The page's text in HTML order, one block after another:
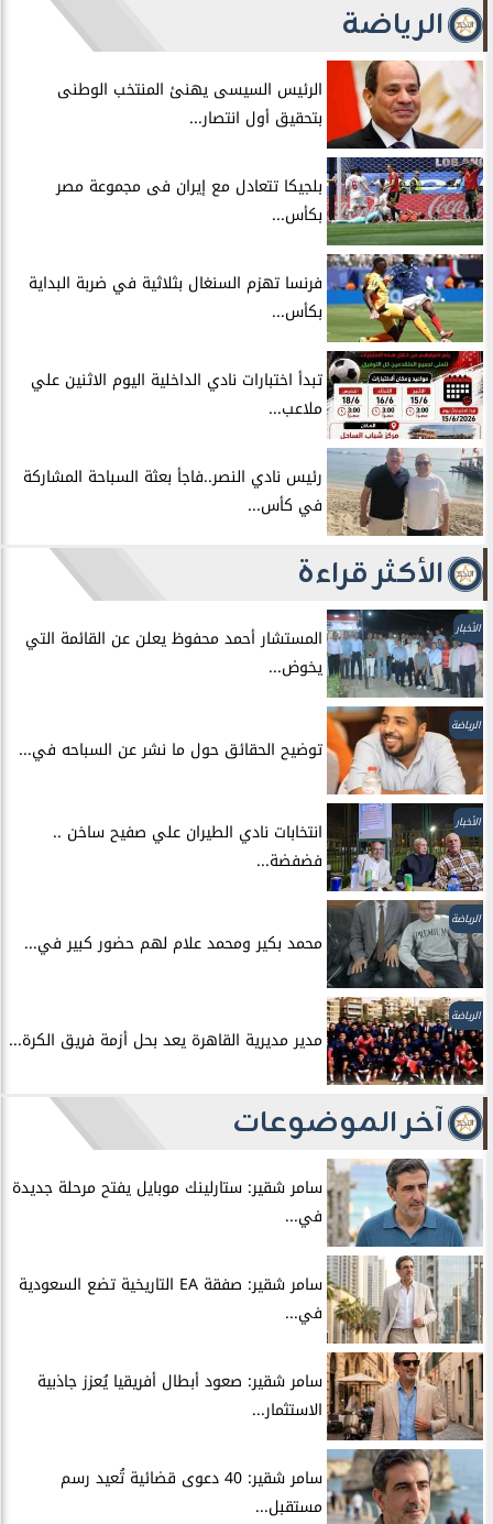
الرياضة
الرئيس السيسى يهنئ المنتخب الوطنى
بتحقيق أول انتصار...
بلجيكا تتعادل مع إيران فى مجموعة مصر
بكأس...
فرنسا تهزم السنغال بثلاثية في ضربة البداية
بكأس...
تبدأ اختبارات نادي الداخلية اليوم الاثنين علي
ملاعب...
رئيس نادي النصر..فاجأ بعثة السباحة المشاركة
في كأس...
الأكثر قراءة
الأخبار
المستشار أحمد محفوظ يعلن عن القائمة التي
يخوض...
الرياضة
توضيح الحقائق حول ما نشر عن السباحه في...
الأخبار
انتخابات نادي الطيران علي صفيح ساخن ..
فضفضة...
الرياضة
محمد بكير ومحمد علام لهم حضور كبير في...
الرياضة
مدير مديرية القاهرة يعد بحل أزمة فريق الكرة...
آخر الموضوعات
سامر شقير: ستارلينك موبايل يفتح مرحلة جديدة
في...
سامر شقير: صفقة EA التاريخية تضع السعودية
في...
سامر شقير: صعود أبطال أفريقيا يُعزز جاذبية
الاستثمار...
سامر شقير: 40 دعوى قضائية تُعيد رسم
مستقبل...